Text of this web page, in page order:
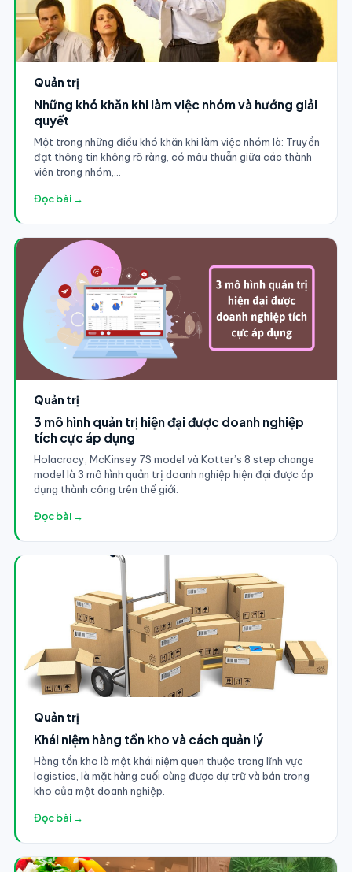
Quản trị
Những khó khăn khi làm việc nhóm và hướng giải
quyết
Một trong những điều khó khăn khi làm việc nhóm là: Truyền
đạt thông tin không rõ ràng, có mâu thuẫn giữa các thành
viên trong nhóm,...
Đọc bài →
Quản trị
3 mô hình quản trị hiện đại được doanh nghiệp
tích cực áp dụng
Holacracy, McKinsey 7S model và Kotter’s 8 step change
model là 3 mô hình quản trị doanh nghiệp hiện đại được áp
dụng thành công trên thế giới.
Đọc bài →
Quản trị
Khái niệm hàng tồn kho và cách quản lý
Hàng tồn kho là một khái niệm quen thuộc trong lĩnh vực
logistics, là mặt hàng cuối cùng được dự trữ và bán trong
kho của một doanh nghiệp.
Đọc bài →